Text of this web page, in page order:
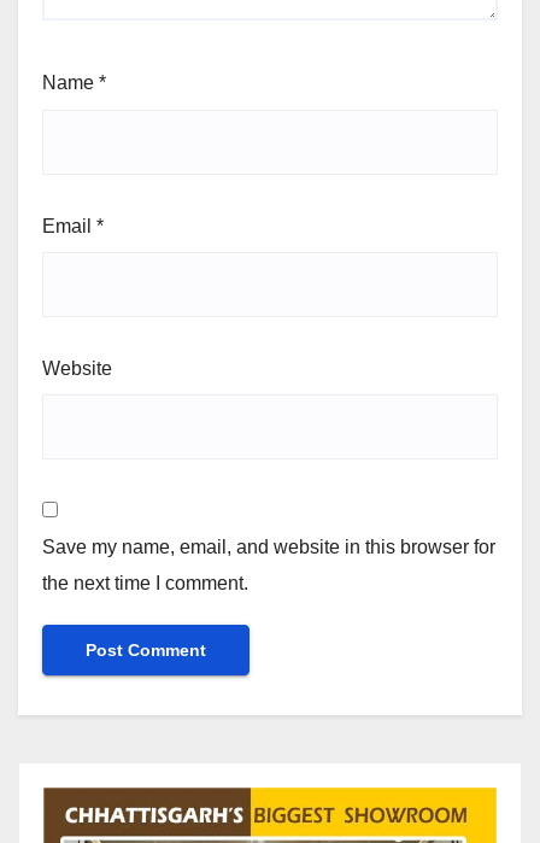
Name *
Email *
Website
Save my name, email, and website in this browser for
the next time I comment.